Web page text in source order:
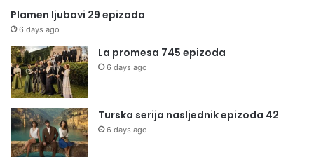
Plamen ljubavi 29 epizoda
6 days ago
La promesa 745 epizoda
6 days ago
Turska serija nasljednik epizoda 42
6 days ago